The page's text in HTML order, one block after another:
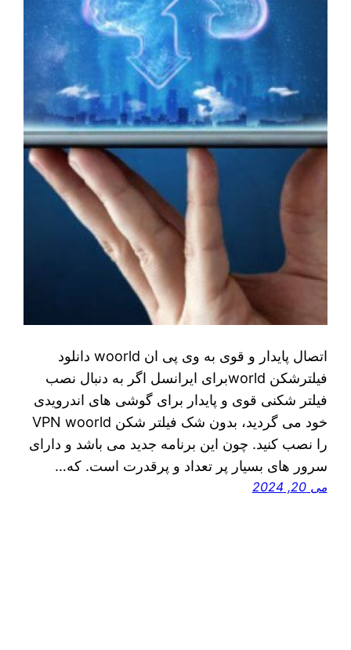
اتصال پایدار و قوی به وی پی ان woorld دانلود
فیلترشکن worldبرای ایرانسل اگر به دنبال نصب
فیلتر شکنی قوی و پایدار برای گوشی‌ های اندرویدی
خود می‌ گردید، بدون شک فیلتر شکن VPN woorld
را نصب کنید. چون این برنامه جدید می‌ باشد و دارای
سرور های بسیار پر تعداد و پرقدرت است. که…
می 20, 2024